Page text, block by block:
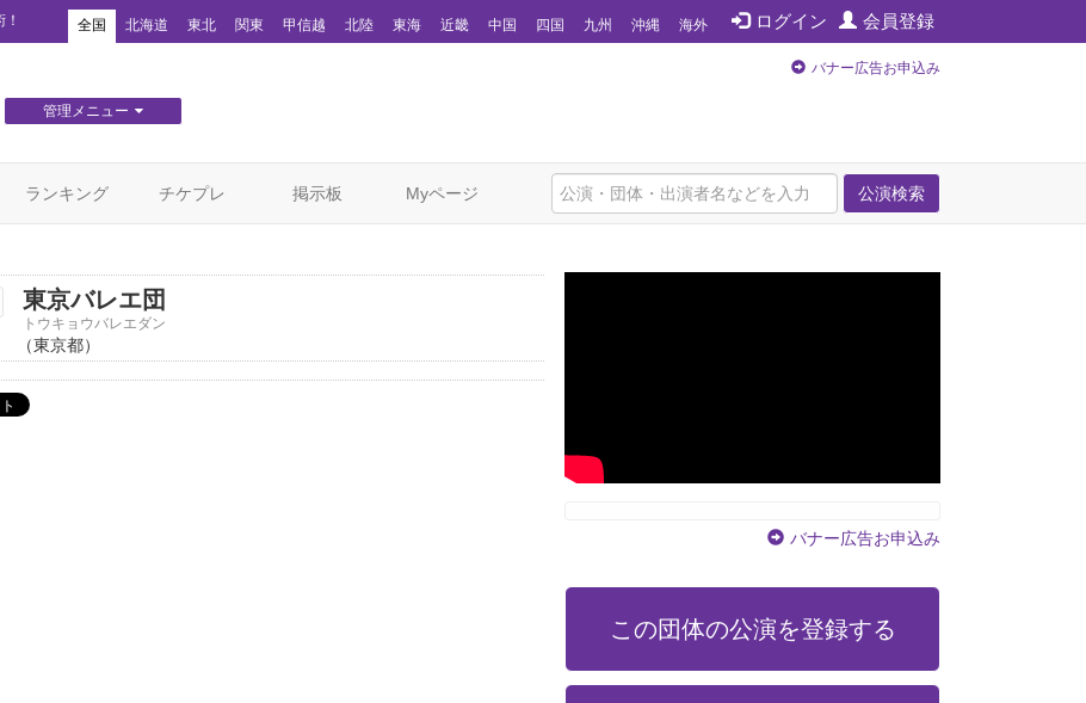
ログイン 会員登録
全国 北海道 東北 関東 甲信越 北陸 東海 近畿 中国 四国 九州 沖縄 海外
管理メニュー
バナー広告お申込み
公演検索
ランキング チケプレ 掲示板 Myページ
東京バレエ団
トウキョウバレエダン
（東京都）
バナー広告お申込み
この団体の公演を登録する